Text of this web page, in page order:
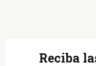
Reciba